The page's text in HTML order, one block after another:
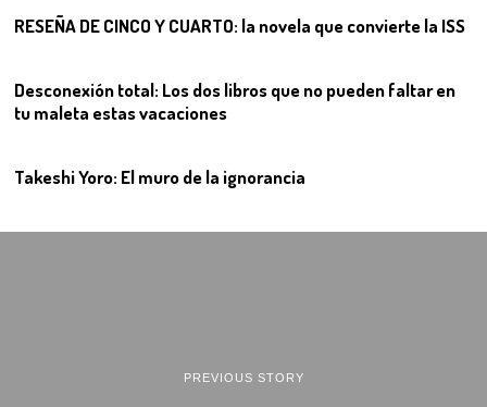
RESEÑA DE CINCO Y CUARTO: la novela que convierte la ISS
11
Desconexión total: Los dos libros que no pueden faltar en
tu maleta estas vacaciones
Takeshi Yoro: El muro de la ignorancia
PREVIOUS STORY